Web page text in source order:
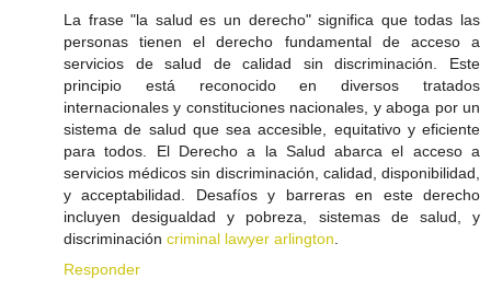
La frase "la salud es un derecho" significa que todas las
personas tienen el derecho fundamental de acceso a
servicios de salud de calidad sin discriminación. Este
principio está reconocido en diversos tratados
internacionales y constituciones nacionales, y aboga por un
sistema de salud que sea accesible, equitativo y eficiente
para todos. El Derecho a la Salud abarca el acceso a
servicios médicos sin discriminación, calidad, disponibilidad,
y acceptabilidad. Desafíos y barreras en este derecho
incluyen desigualdad y pobreza, sistemas de salud, y
discriminación criminal lawyer arlington
Responder